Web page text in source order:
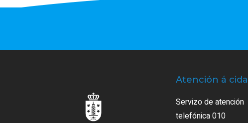
Atención á
Servizo de atención
telefónica 010